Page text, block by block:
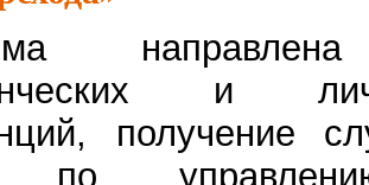
и
получение
по